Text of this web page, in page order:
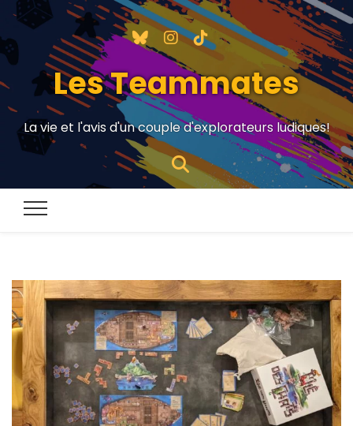
Les Teammates
La vie et l'avis d'un couple d'explorateurs ludiques!